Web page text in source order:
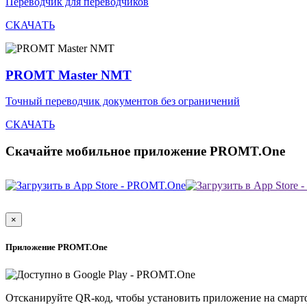
СКАЧАТЬ
PROMT Master NMT
Точный переводчик документов без ограничений
СКАЧАТЬ
Скачайте мобильное приложение PROMT.One
×
Приложение PROMT.One
Отсканируйте QR-код, чтобы установить приложение на